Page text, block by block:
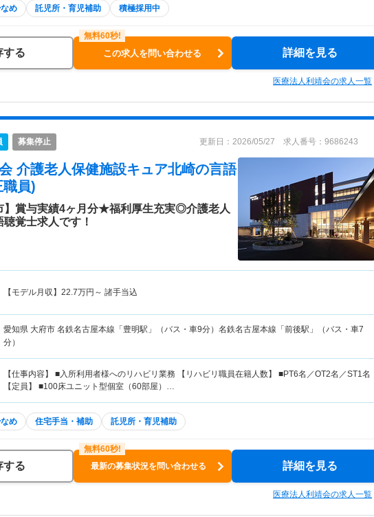
め 託児所・育児補助 積極採用中
する この求人を問い合わせる 詳細を見る
医療法人利靖会の求人一覧
募集停止 更新日：2026/05/27 求人番号：9686243
介護老人保健施設キュア北崎の言語
員)
】賞与実績4ヶ月分★福利厚生充実◎介護老人
覚士求人です！
【モデル月収】 22.7万円～ 諸手当込
愛知県 大府市 名鉄名古屋本線「豊明駅」（バス・車9分）名鉄名古屋本線「前後駅」（バス・車7
分）
【仕事内容】 ■入所利用者様へのリハビリ業務 【リハビリ職員在籍人数】 ■PT6名／OT2名／ST1名
【定員】 ■100床ユニット型個室（60部屋）…
め 住宅手当・補助 託児所・育児補助
する 最新の募集状況を問い合わせる 詳細を見る
医療法人利靖会の求人一覧